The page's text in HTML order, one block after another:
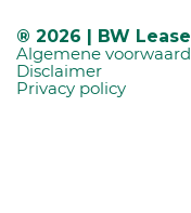
® 2026 | BW Lease
Algemene
Disclaimer
Privacy policy